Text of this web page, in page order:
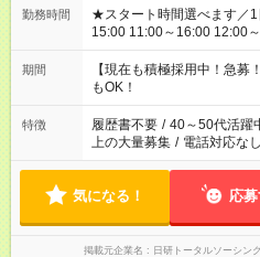
勤務時間
★スタート時間選べます／1日5時間～OK
15:00 11:00～16:00 12:00～17:00 など 上記
シフトもご相談ください。 ※Wワークの場合当社と合わせて法
定労働時間が週40時間を
期間
【現在も積極採用中！急
もOK！
特徴 履歴書不要 / 40～50代活躍
上の大量募集 / 電話対応なし
気になる！ 応
掲載元企業名 日研トータルソーシン